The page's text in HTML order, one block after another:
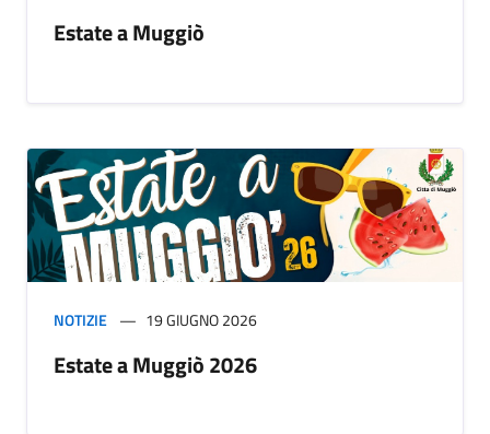
Estate a Muggiò
NOTIZIE 19 GIUGNO 2026
Estate a Muggiò 2026